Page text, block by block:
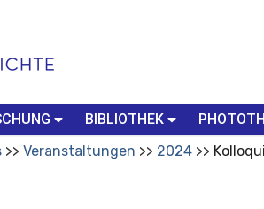
BIBLIOTHEK
Veranstaltungen 2024